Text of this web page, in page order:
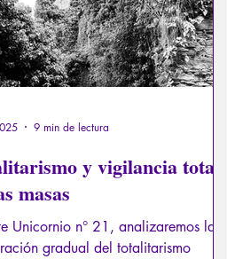
y vigilancia total
masas
Unicornio n° 21, analizaremos la
gradual del totalitarismo
9 min de lectura